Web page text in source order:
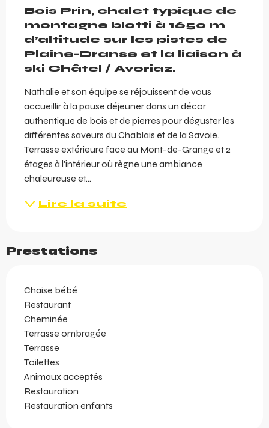
Bois Prin, chalet typique de
montagne blotti à 1650 m
d’altitude sur les pistes de
Plaine-Dranse et la liaison à
ski Châtel / Avoriaz.
Nathalie et son équipe se réjouissent de vous
accueillir à la pause déjeuner dans un décor
authentique de bois et de pierres pour déguster les
différentes saveurs du Chablais et de la Savoie.
Terrasse extérieure face au Mont-de-Grange et 2
étages à l'intérieur où règne une ambiance
chaleureuse et...
Lire la suite
Prestations
Chaise bébé
Restaurant
Cheminée
Terrasse ombragée
Terrasse
Toilettes
Animaux acceptés
Restauration
Restauration enfants